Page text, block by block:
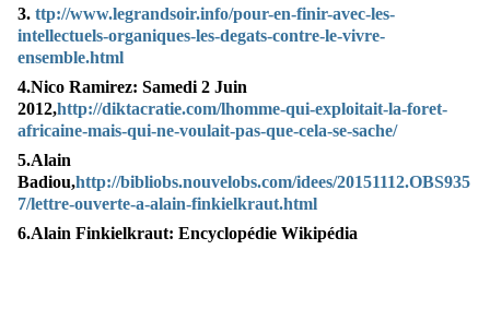
3. ttp://www.legrandsoir.info/pour-en-finir-avec-les-
intellectuels-organiques-les-degats-contre-le-vivre-
ensemble.html
4.Nico Ramirez: Samedi 2 Juin
2012,http://diktacratie.com/lhomme-qui-exploitait-la-foret-
africaine-mais-qui-ne-voulait-pas-que-cela-se-sache/
5.Alain
Badiou,http://bibliobs.nouvelobs.com/idees/20151112.OBS935
7/lettre-ouverte-a-alain-finkielkraut.html
6.Alain Finkielkraut: Encyclopédie Wikipédia